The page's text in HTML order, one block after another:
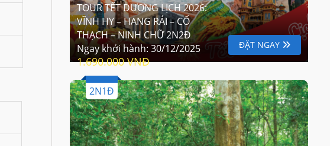
TOUR TẾT DƯƠNG LỊCH 2026:
VĨNH HY – HANG RÁI – CỔ
THẠCH – NINH CHỮ 2N2Đ
Ngay khởi hành:30/12/2025
1.690.000 VNĐ
ĐẶT NGAY
2N1Đ